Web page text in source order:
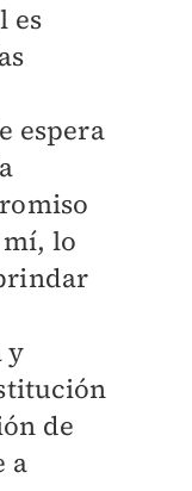
es
espera
mí, lo
y
de
a